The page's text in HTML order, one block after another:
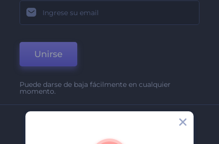
Unirse
Puede darse de baja fácilmente en cualquier
momento.
Acerca De